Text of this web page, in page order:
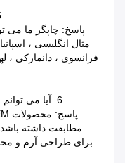
5.
پاسخ: چاپگر ما می
مثال انگلیسی ،
فرانسوی ، دانمارکی ،
6. آیا می توانم با درخواست خود محصول را دریافت کنم؟
مطابقت داشته
برای طراحی آرم و